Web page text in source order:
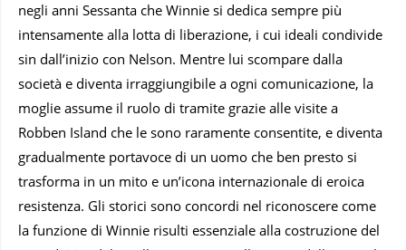
negli anni Sessanta che Winnie si dedica sempre più
intensamente alla lotta di liberazione, i cui ideali condivide
sin dall’inizio con Nelson. Mentre lui scompare dalla
società e diventa irraggiungibile a ogni comunicazione, la
moglie assume il ruolo di tramite grazie alle visite a
Robben Island che le sono raramente consentite, e diventa
gradualmente portavoce di un uomo che ben presto si
trasforma in un mito e un’icona internazionale di eroica
resistenza. Gli storici sono concordi nel riconoscere come
la funzione di Winnie risulti essenziale alla costruzione del